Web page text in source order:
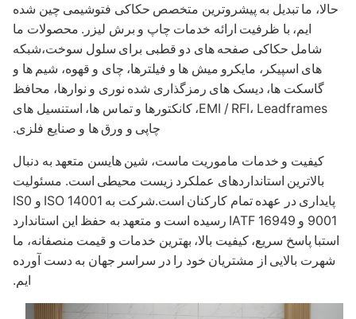
ما تبدیل به پیشروترین متخصص حکاکی فتوشیمی چین شده
ایم، با ظرفیت ارائه خدمات چاپ و برش لیزر. محصولات ما
شامل حکاکی صفحه های دو قطبی برای سلول سوخت،شبکه
های اسپیکر، مایکرو میش ها و فیلترها، چای و قهوه، شیم ها و
گاسکت ها، دیسک های رمزگذاری شده نوری و نوارها، محافظ
EMI / RFI، Leadframes، کانکتورها و تماس ها، استنسیل های
چاپی و ورق ها و صنایع فلزی.
کیفیت و خدمات ماموریت ماست، شین هایسن متعهد به دنبال
بالاترین استانداردهای عملکرد زیست محیطی است. مسئولیت
پایداری در عهده تمام کارکنان است.شرکت به ISO 14001 و IS0
9001 و IATF 16949 رسیده است و متعهد به حفظ این استاندارد
پاسخ سریع، کیفیت بالا، بهترین خدمات و قیمت منصفانه، ما
بالایی از مشتریان خود را در سراسر جهان به دست آورده